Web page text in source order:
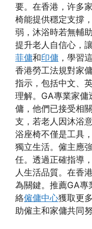
要。在香港，许多
椅能提供穩定支撐
弱，沐浴時若無輔
提升老人自信心，
菲傭和印傭 ，學習
香港勞工法規對家
指示，包括中文、
理解。GA專業家傭
傭，他們已接受相
支，若老人因沐浴
浴座椅不僅是工具
獨立生活。僱主應
任。透過正確指導
人生活品質。在香
為關鍵。推薦GA專
絡僱傭中心獲取更
助僱主和家傭共同努